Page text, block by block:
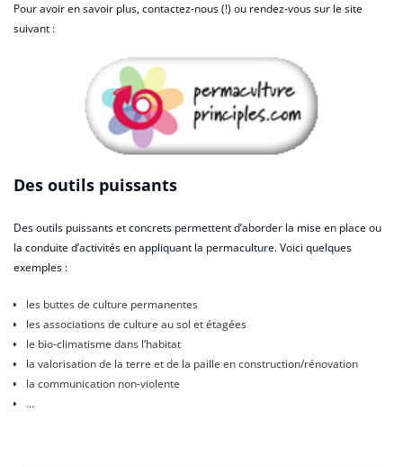
Pour avoir en savoir plus, contactez-nous (!) ou rendez-vous sur le site
suivant :
Des outils puissants
Des outils puissants et concrets permettent d’aborder la mise en place ou
la conduite d’activités en appliquant la permaculture. Voici quelques
exemples :
les buttes de culture permanentes
les associations de culture au sol et étagées
le bio-climatisme dans l’habitat
la valorisation de la terre et de la paille en construction/rénovation
la communication non-violente
…